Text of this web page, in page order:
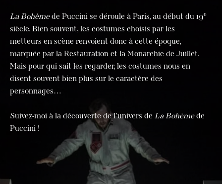
La Bohèmede Puccini se déroule à Paris, au début du 19e
siècle. Bien souvent, les costumes choisis par les
metteurs en scène renvoient donc à cette époque,
marquée par la Restauration et la Monarchie de Juillet.
Mais pour qui sait les regarder, les costumes nous en
disent souvent bien plus sur le caractère des
personnages…
Suivez-moi à la découverte de l’univers de La Bohèmede
Puccini !